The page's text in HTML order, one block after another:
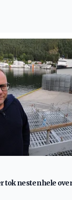
tok nesten hele